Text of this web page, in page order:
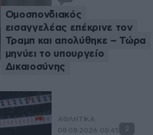
Ομοσπονδιακός
εισαγγελέας επέκρινε τον
Τραμπ και απολύθηκε – Τώρα
μηνύει το υπουργείο
Δικαιοσύνης
ΑΘΛΗΤΙΚΑ
08·08·2026 00:45
2